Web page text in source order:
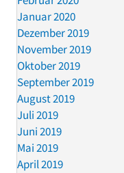
Januar 2020
Dezember 2019
November 2019
Oktober 2019
September 2019
August 2019
Juli 2019
Juni 2019
Mai 2019
April 2019